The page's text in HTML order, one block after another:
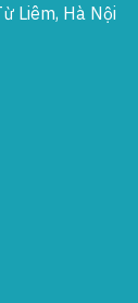
Liêm, Hà Nội